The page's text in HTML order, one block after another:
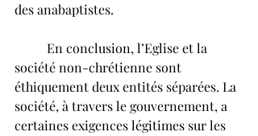
des anabaptistes.
société non-chrétienne sont
éthiquement deux entités séparées. La
société, à travers le gouvernement, a
certaines exigences légitimes sur les